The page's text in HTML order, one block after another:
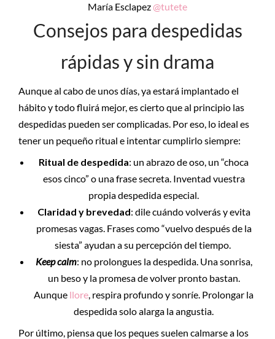
María Esclapez@tutete
Consejos para despedidas
rápidas y sin drama
Aunque al cabo de unos días, ya estará implantado el
hábito y todo fluirá mejor, es cierto que al principio las
despedidas pueden ser complicadas. Por eso, lo ideal es
tener un pequeño ritual e intentar cumplirlo siempre:
Ritual de despedida: un abrazo de oso, un “choca
esos cinco” o una frase secreta. Inventad vuestra
propia despedida especial.
Claridad y brevedad: dile cuándo volverás y evita
promesas vagas. Frases como “vuelvo después de la
siesta” ayudan a su percepción del tiempo.
Keep calm: no prolongues la despedida. Una sonrisa,
un beso y la promesa de volver pronto bastan.
Aunque llore, respira profundo y sonríe. Prolongar la
despedida solo alarga la angustia.
Por último, piensa que los peques suelen calmarse a los